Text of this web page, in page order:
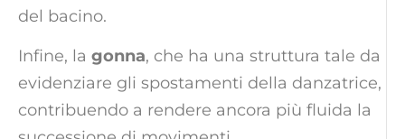
del bacino.
Infine, la gonna, che ha una struttura tale da
evidenziare gli spostamenti della danzatrice,
contribuendo a rendere ancora più fluida la